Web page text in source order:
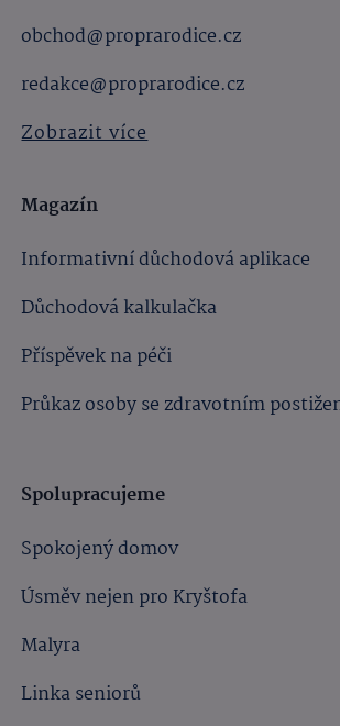
obchod@proprarodice.cz
redakce@proprarodice.cz
Zobrazit více
Magazín
Informativní důchodová aplikace
Důchodová kalkulačka
Příspěvek na péči
Průkaz osoby se zdravotním
Spolupracujeme
Spokojený domov
Úsměv nejen pro Kryštofa
Malyra
Linka seniorů